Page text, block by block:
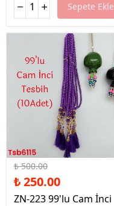
Sepete Ekle
%50 İndirim
₺ 500.00
₺ 250.00
ZN-223 99'lu Cam İnci